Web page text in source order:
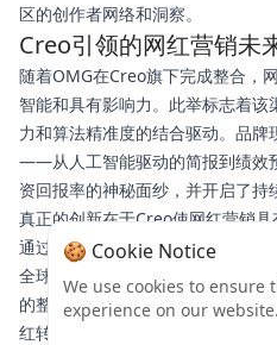
区的创作者网络和洞察。
Creo引领的网红营销未
随着OMG在Creo旗下完成整合，
智能和具有影响力。此举标志着
力和算法精准度的结合驱动。品
——从人工智能驱动的简报到绩
资回报率的神秘面纱，并开启了持
真正的创新在于Creo使网红营销具
通过提供一个具有全球触达能力的
全球受众建立更深、更真实的关系
的整合模式有望树立新标准，在不
红转变为强大、可预测的商业成功
🍪 Cookie Notice
We use cookies to ensure
experience on our website.